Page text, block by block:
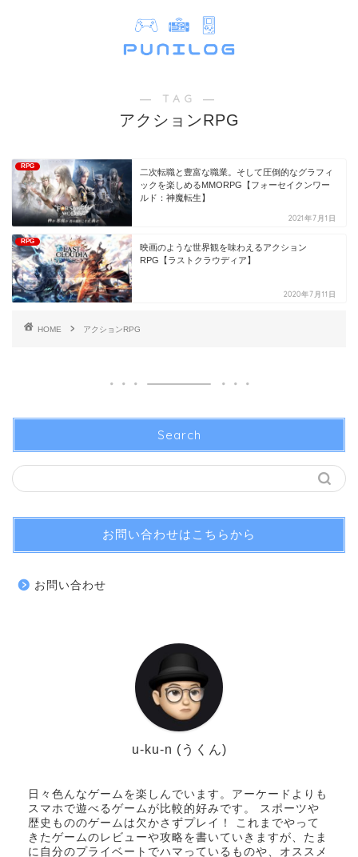
― TAG ―
アクションRPG
RPG
二次転職と豊富な職業。そして圧倒的なグラフィ
ックを楽しめるMMORPG【フォーセイクンワー
ルド：神魔転生】
2021年7月1日
RPG
映画のような世界観を味わえるアクション
RPG【ラストクラウディア】
2020年7月11日
HOME アクションRPG
Search
お問い合わせはこちらから
お問い合わせ
u-ku-n (うくん)
日々色んなゲームを楽しんでいます。アーケードよりも
スマホで遊べるゲームが比較的好みです。 スポーツや
歴史もののゲームは欠かさずプレイ！ これまでやって
きたゲームのレビューや攻略を書いていきますが、たま
に自分のプライベートでハマっているものや、オススメ